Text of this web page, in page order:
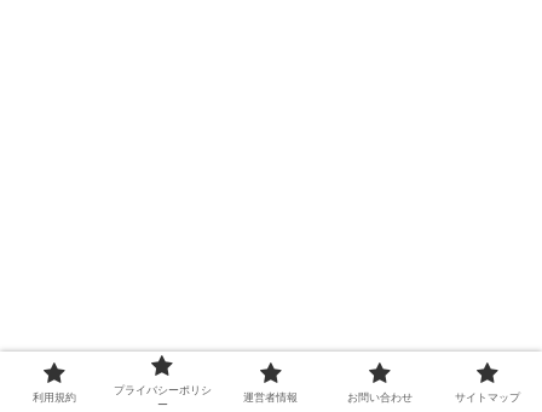
利用規約
プライバシーポリシ
ー
運営者情報 お問い合わせ サイトマップ